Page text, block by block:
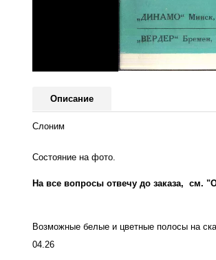
Описание
Слоним
Состояние на фото.
На все вопросы отвечу до заказа, см.
Возможные белые и цветные полосы на
04.26